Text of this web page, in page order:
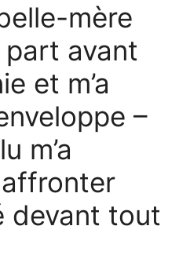
mère
part avant
et m’a
–
m’a
devant tout